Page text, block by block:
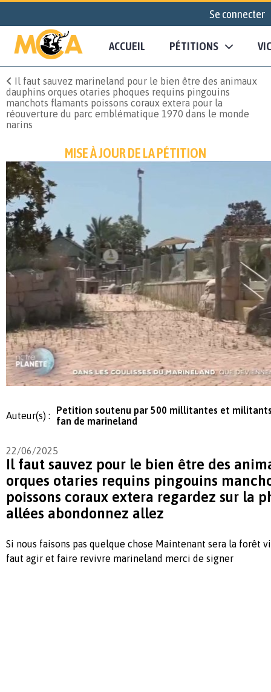
Se connecter
ACCUEIL PÉTITIONS
Il faut sauvez marineland pour le bien être des animaux
dauphins orques otaries phoques requins pingouins
manchots flamants poissons coraux extera pour la
réouverture du parc emblématique 1970 dans le monde
narins
MISE À JOUR DE LA PÉTITION
Auteur(s) :
Petition soutenu par 500 millitantes et
fan de marineland
22/06/2025
Il faut sauvez pour le bien être des
orques otaries requins pingouins
poissons coraux extera regardez sur la
allées abondonnez allez
Si nous faisons pas quelque chose Maintenant sera la forêt
faut agir et faire revivre marineland merci de signer